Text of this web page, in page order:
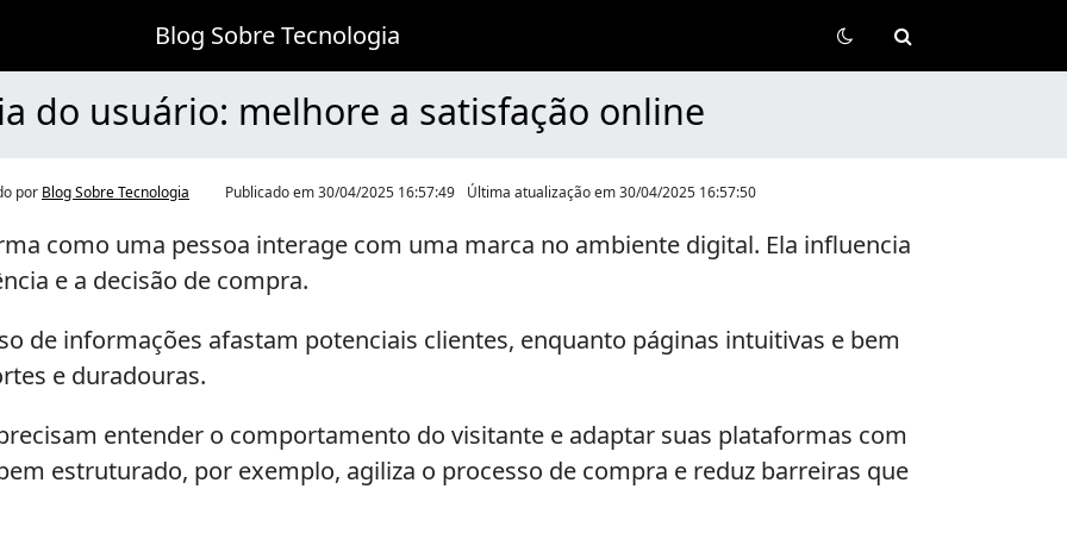
Blog Sobre Tecnologia
do usuário: melhore a satisfação online
por Blog Sobre Tecnologia Publicado em30/04/2025 16:57:49 Última atualização em30/04/2025 16:57:50
como uma pessoa interage com uma marca no ambiente digital. Ela influencia
e a decisão de compra.
de informações afastam potenciais clientes, enquanto páginas intuitivas e bem
e duradouras.
entender o comportamento do visitante e adaptar suas plataformas com
estruturado, por exemplo, agiliza o processo de compra e reduz barreiras que